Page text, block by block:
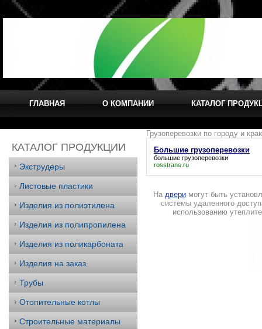
ГЛАВНАЯ О КОМПАНИИ КАТАЛОГ
КАТАЛОГ ПРОДУКЦИИ
Экструдеры
Листовые пластики
Изделия из полиэтилена
Изделия из полипропилена
Изделия из поликарбоната
Изделия на заказ
Трубы
Отопительные котлы
Строительные материалы
Грузоперевозки по городу и
Большие грузоперевозки
большие грузоперевозки
rosstrans.ru
На дверимогут быть
системы удаленного
использованию